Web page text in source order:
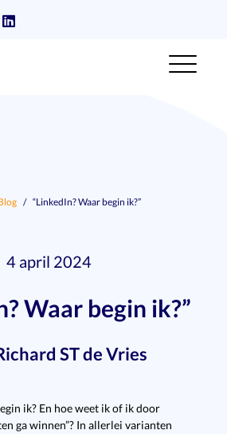
“LinkedIn? Waar begin ik?”
4 april 2024
Waar begin ik?”
ST de Vries
ik? En hoe weet ik of ik door
ga winnen”? In allerlei varianten